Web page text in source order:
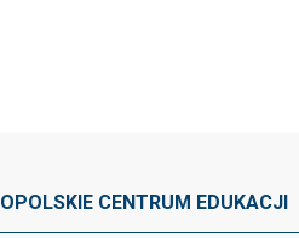
OPOLSKIE CENTRUM EDUKACJI